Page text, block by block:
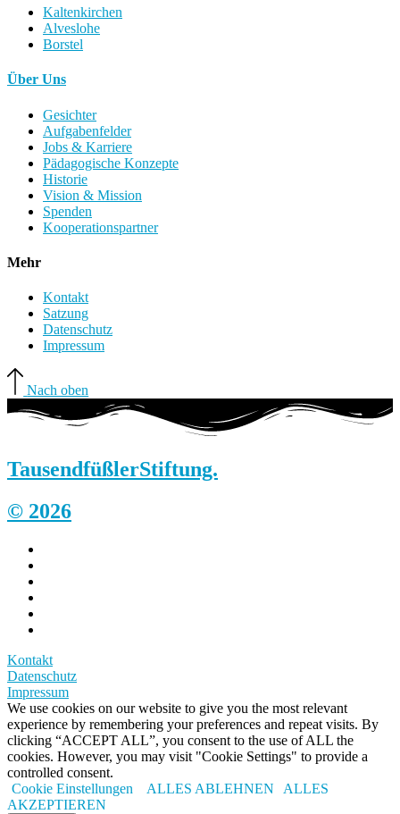
Kaltenkirchen
Alveslohe
Borstel
Über Uns
Gesichter
Aufgabenfelder
Jobs & Karriere
Pädagogische Konzepte
Historie
Vision & Mission
Spenden
Kooperationspartner
Mehr
Kontakt
Satzung
Datenschutz
Impressum
Nach oben
TausendfüßlerStiftung.
© 2026
Kontakt
Datenschutz
Impressum
We use cookies on our website to give you the most relevant
experience by remembering your preferences and repeat visits. By
clicking “ACCEPT ALL”, you consent to the use of ALL the
cookies. However, you may visit "Cookie Settings" to provide a
controlled consent.
Cookie Einstellungen
ALLES ABLEHNEN
ALLES
AKZEPTIEREN